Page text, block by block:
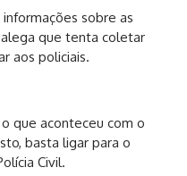
sobre as
que tenta coletar
aos policiais.
que aconteceu com o
basta ligar para o
Civil.